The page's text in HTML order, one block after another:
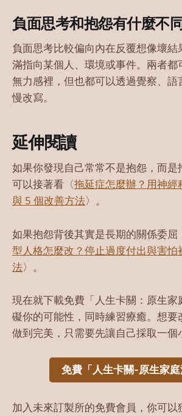
負面思考和抱怨有什麼不
負面思考比較偏向內在反覆想像壞結
滿指向某個人、環境或事件。兩者都
無力感裡，但也都可以透過覺察、語
慢改寫。
延伸閱讀
如果你發現自己常常不是抱怨，而是
可以接著看〈拖延症怎麼辦？用神經
與 5 個改善方法〉。
如果抱怨背後其實是長期的關係委屈
型人格怎麼改？停止過度付出與害怕
法〉。
現在就下載免費「人生卡關：原生家
礙你的可能性，同時練習療癒。想要
做到完美，只需要先讓自己採取一個
免費「人生卡關-原生家庭
加入未來訂製所的免費會員，你可以